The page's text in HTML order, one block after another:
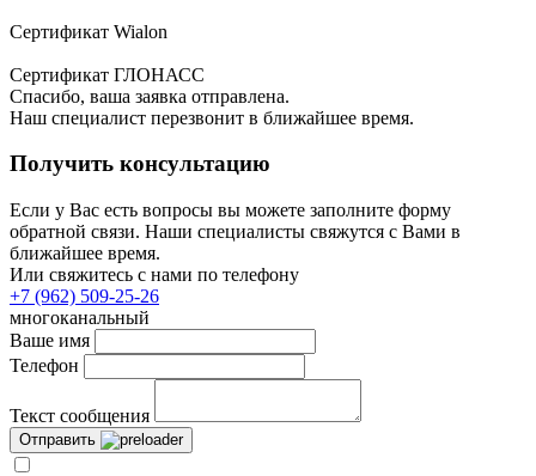
Сертификат Wialon
Сертификат ГЛОНАСС
Спасибо, ваша заявка отправлена.
Наш специалист перезвонит в ближайшее время.
Получить консультацию
Если у Вас есть вопросы вы можете заполните форму
обратной связи. Наши специалисты свяжутся с Вами в
ближайшее время.
Или свяжитесь с нами по телефону
+7 (962) 509-25-26
многоканальный
Ваше имя
Телефон
Текст сообщения
Отправить